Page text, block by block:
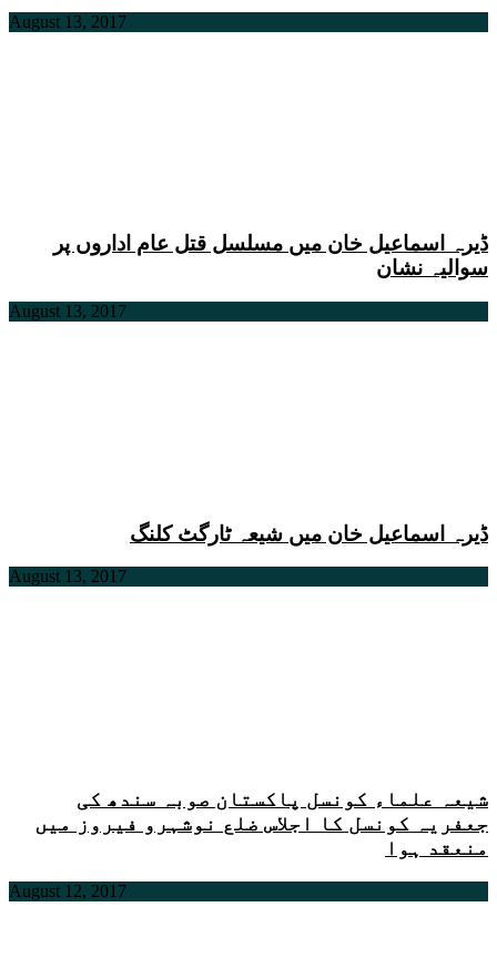
August 13, 2017
ڈیرہ اسماعیل خان میں مسلسل قتل عام اداروں پر
سوالیہ نشان
August 13, 2017
ڈیرہ اسماعیل خان میں شیعہ ٹارگٹ کلنگ
August 13, 2017
شیعہ علماء کونسل پاکستان صوبہ سندھ کی
جعفریہ کونسل کا اجلاس ضلع نوشہرو فیروز میں
منعقد ہوا
August 12, 2017